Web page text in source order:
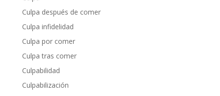
Culpa después de comer
Culpa infidelidad
Culpa por comer
Culpa tras comer
Culpabilidad
Culpabilización